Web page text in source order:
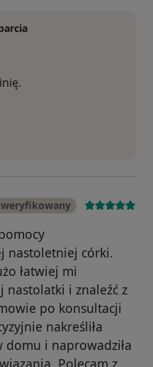
nastoletniej córki.
łatwiej mi
nastolatki i znaleźć z
po konsultacji
nakreśliła
domu i naprowadziła
Polecam z